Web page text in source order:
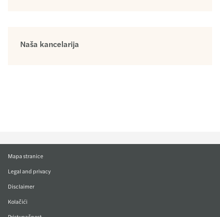
Naša kancelarija
Mapa stranice
Legal and privacy
Disclaimer
Kolačići